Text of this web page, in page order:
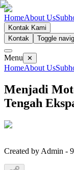
HomeAbout Us
Kontak Kami
Kontak
Toggle
Menu ✕
HomeAbout Us
Menjadi
Tengah
Created by Admin -